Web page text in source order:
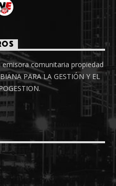
emisora comunitaria propiedad
PARA LA GESTIÓN Y EL